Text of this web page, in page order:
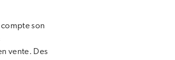
son
vente. Des